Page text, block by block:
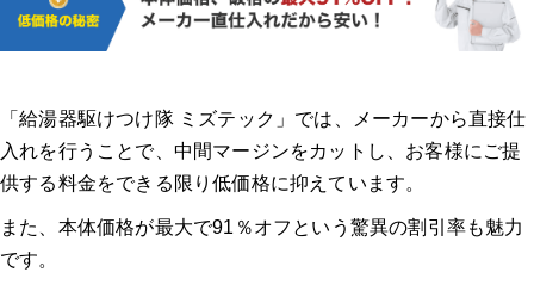
「給湯器駆けつけ隊 ミズテック」では、メーカーから直接仕
入れを行うことで、中間マージンをカットし、お客様にご提
供する料金をできる限り低価格に抑えています。
また、本体価格が最大で91％オフという驚異の割引率も魅力
です。